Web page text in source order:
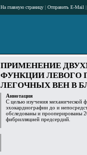
На главную страницу | Отправить E-Mail |
ПРИМЕНЕНИЕ
ФУНКЦИИ ЛЕВОГО
ЛЕГОЧНЫХ ВЕН В
Аннотация
С целью изучения механической
эхокардиографии до и
обследованы и прооперированы
фибрилляцией предсердий.